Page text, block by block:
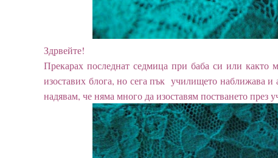
Здрвейте!
Прекарах последнат седмица при баба си или
изоставих блога, но сега пък училището наближава
надявам, че няма много да изоставям постването през